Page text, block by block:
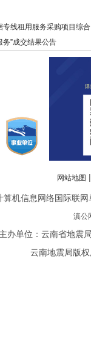
线租用服务采购项目综
”成交结果公告
网站地图
算机信息网络国际联
滇公
主办单位：云南省地震
云南地震局版